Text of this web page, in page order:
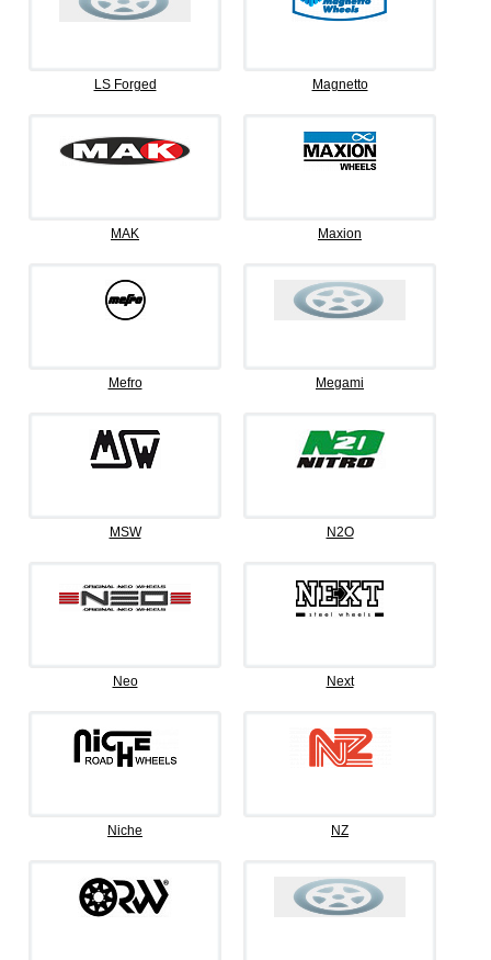
LS Forged Magnetto
MAK Maxion
Mefro Megami
MSW N2O
Neo Next
Niche NZ